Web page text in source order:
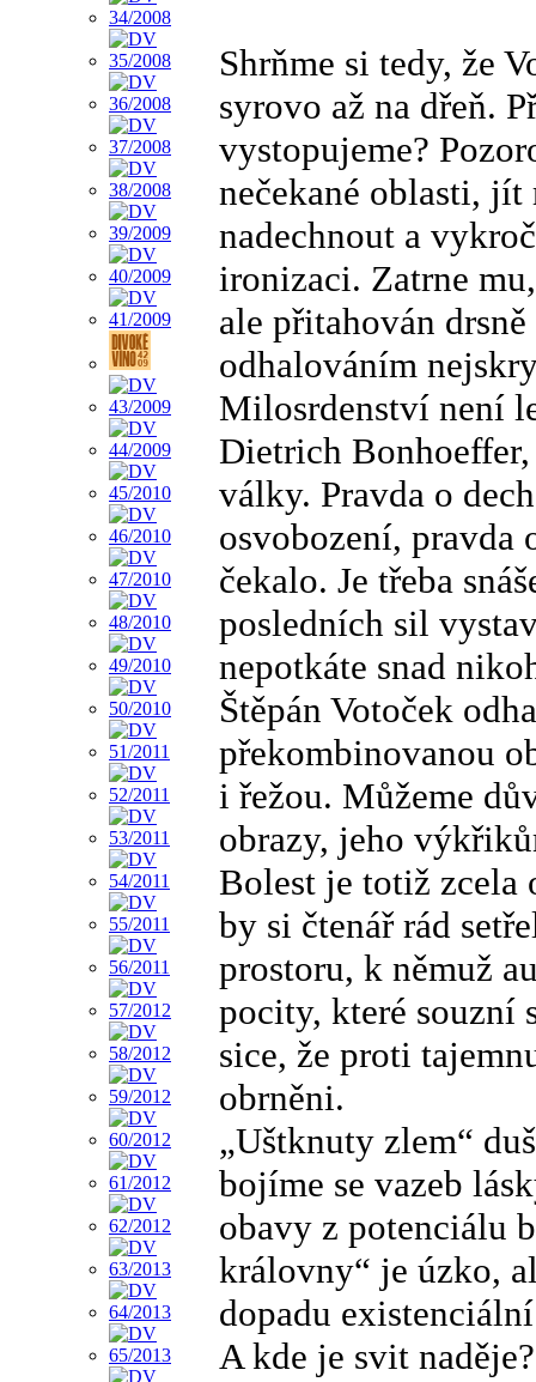
Shrňme si tedy, že
syrovo až na dřeň.
vystopujeme?
nečekané oblasti,
nadechnout a
ironizaci. Zatrne
ale přitahován
odhalováním
Milosrdenství není
Dietrich
války. Pravda o
osvobození, pravda
čekalo. Je třeba
posledních sil
nepotkáte snad
Štěpán Votoček
překombinovanou
i řežou. Můžeme
obrazy, jeho
Bolest je totiž zcela
by si čtenář rád
prostoru, k němuž
pocity, které souzní
sice, že proti
obrněni.
„Uštknuty zlem“
bojíme se vazeb
obavy z potenciálu
královny“ je úzko,
dopadu
A kde je svit